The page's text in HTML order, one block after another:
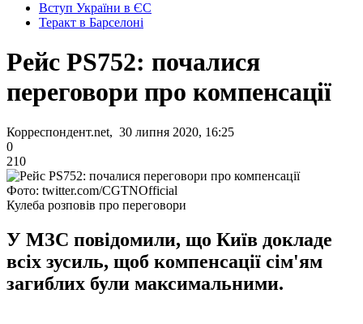
Вступ України в ЄС
Теракт в Барселоні
Рейс PS752: почалися
переговори про компенсації
Корреспондент.net, 30 липня 2020, 16:25
0
210
Фото: twitter.com/CGTNOfficial
Кулеба розповів про переговори
У МЗС повідомили, що Київ докладе
всіх зусиль, щоб компенсації сім'ям
загиблих були максимальними.